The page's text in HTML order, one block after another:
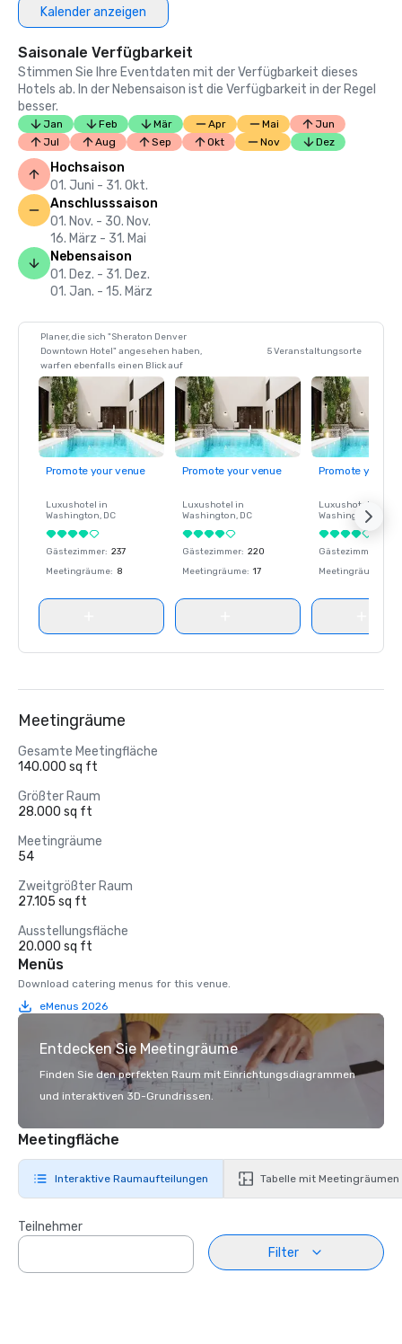
Kalender anzeigen
Saisonale Verfügbarkeit
Stimmen Sie Ihre Eventdaten mit der Verfügbarkeit dieses
Hotels ab. In der Nebensaison ist die Verfügbarkeit in der Regel
besser.
Jan Feb Mär Apr Mai
Jun
Jul
Aug Sep Okt Nov Dez
Hochsaison
01. Juni - 31. Okt.
Anschlusssaison
01. Nov. - 30. Nov.
16. März - 31. Mai
Nebensaison
01. Dez. - 31. Dez.
01. Jan. - 15. März
Planer, die sich "Sheraton Denver
Downtown Hotel" angesehen haben,
warfen ebenfalls einen Blick auf
5 Veranstaltungsorte
Promote your venue
Luxushotel in
Washington, DC
Gästezimmer: 237
Meetingräume: 8
Promote your venue
Luxushotel in
Washington, DC
Gästezimmer: 220
Meetingräume: 17
Promote your
Luxushotel in
Washington
Gästezimmer
Meetingräume
Meetingräume
Gesamte Meetingfläche
140.000 sq ft
Größter Raum
28.000 sq ft
Meetingräume
54
Zweitgrößter Raum
27.105 sq ft
Ausstellungsfläche
20.000 sq ft
Menüs
Download catering menus for this venue.
eMenus 2026
Entdecken Sie Meetingräume
Finden Sie den perfekten Raum mit Einrichtungsdiagrammen
und interaktiven 3D-Grundrissen.
Meetingfläche
Interaktive Raumaufteilungen Tabelle mit Meetingräumen
Teilnehmer
Filter